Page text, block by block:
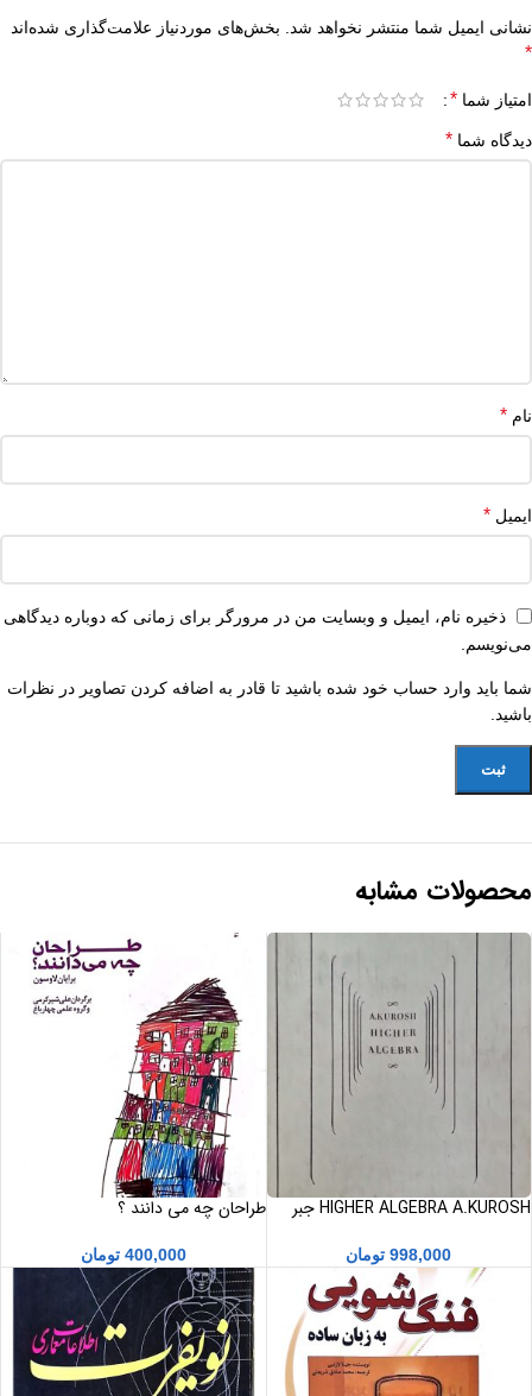
نشانی ایمیل شما منتشر نخواهد شد. بخش‌های موردنیاز علامت‌گذاری شده‌اند
*
امتیاز شما *
دیدگاه شما *
نام *
ایمیل *
ذخیره نام، ایمیل و وبسایت من در مرورگر برای زمانی که دوباره دیدگاهی
می‌نویسم.
شما باید وارد حساب خود شده باشید تا قادر به اضافه کردن تصاویر در نظرات
باشید.
محصولات مشابه
HIGHER ALGEBRA A.KUROSH جبر
998,000 تومان
طراحان چه می دانند ؟
400,000 تومان